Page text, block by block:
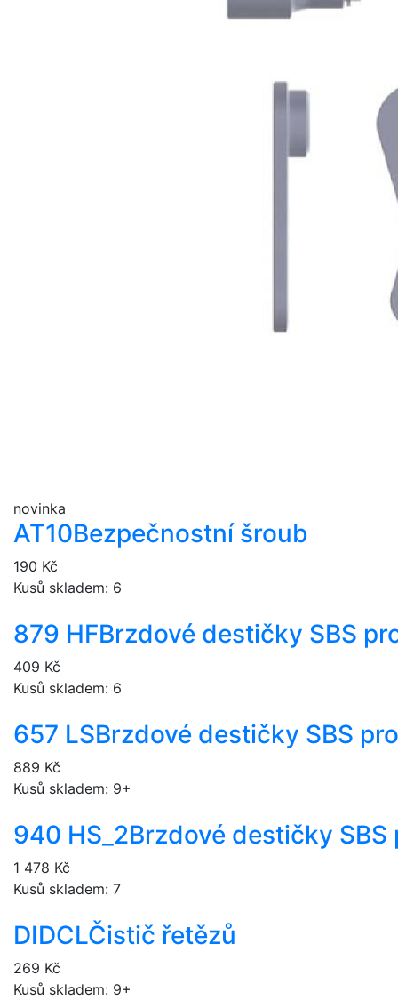
novinka
AT10Bezpečnostní šroub
190 Kč
Kusů skladem: 6
879 HFBrzdové destičky SBS
409 Kč
Kusů skladem: 6
657 LSBrzdové destičky SBS
889 Kč
Kusů skladem: 9+
940 HS_2Brzdové destičky
1 478 Kč
Kusů skladem: 7
DIDCLČistič řetězů
269 Kč
Kusů skladem: 9+